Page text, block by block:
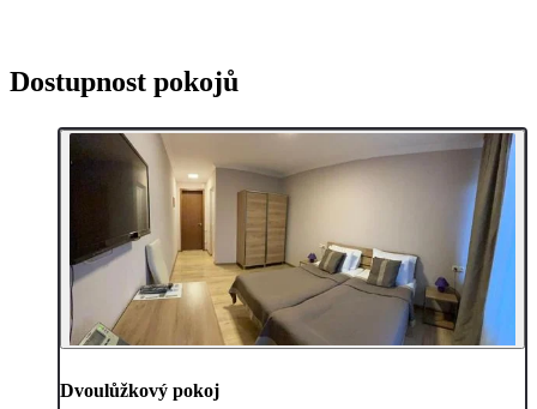
Dostupnost pokojů
Dvoulůžkový pokoj